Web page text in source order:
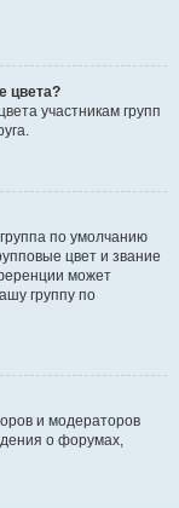
цвета?
участникам групп
по умолчанию
цвет и звание
может
группу по
и модераторов
о форумах,